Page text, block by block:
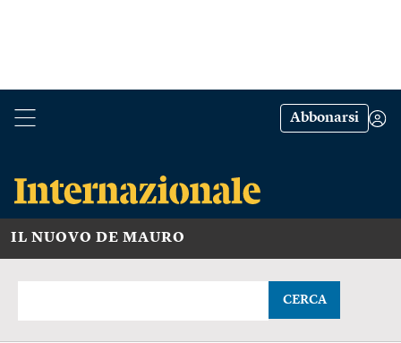
Abbonarsi
IL NUOVO DE MAURO
CERCA